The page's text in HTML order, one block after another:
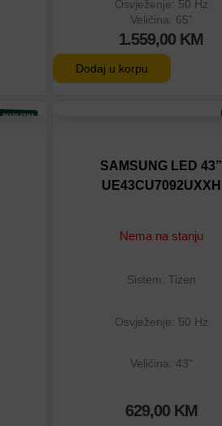
Osvježenje: 50 Hz
Veličina: 65"
1.559,00 KM
Dodaj u korpu
Dodaj u poređenje
SAMSUNG LED 43”
UE43CU7092UXXH
Nema na stanju
Sistem: Tizen
Osvježenje: 50 Hz
Veličina: 43"
629,00 KM